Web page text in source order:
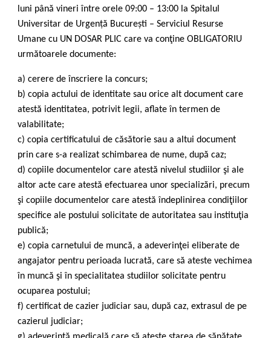
luni până vineri între orele 09:00 – 13:00 la Spitalul
Universitar de Urgență București – Serviciul Resurse
Umane cu UN DOSAR PLIC care va conţine OBLIGATORIU
următoarele documente:
a) cerere de înscriere la concurs;
b) copia actului de identitate sau orice alt document care
atestă identitatea, potrivit legii, aflate în termen de
valabilitate;
c) copia certificatului de căsătorie sau a altui document
prin care s-a realizat schimbarea de nume, după caz;
d) copiile documentelor care atestă nivelul studiilor şi ale
altor acte care atestă efectuarea unor specializări, precum
şi copiile documentelor care atestă îndeplinirea condiţiilor
specifice ale postului solicitate de autoritatea sau instituţia
publică;
e) copia carnetului de muncă, a adeverinţei eliberate de
angajator pentru perioada lucrată, care să ateste vechimea
în muncă şi în specialitatea studiilor solicitate pentru
ocuparea postului;
f) certificat de cazier judiciar sau, după caz, extrasul de pe
cazierul judiciar;